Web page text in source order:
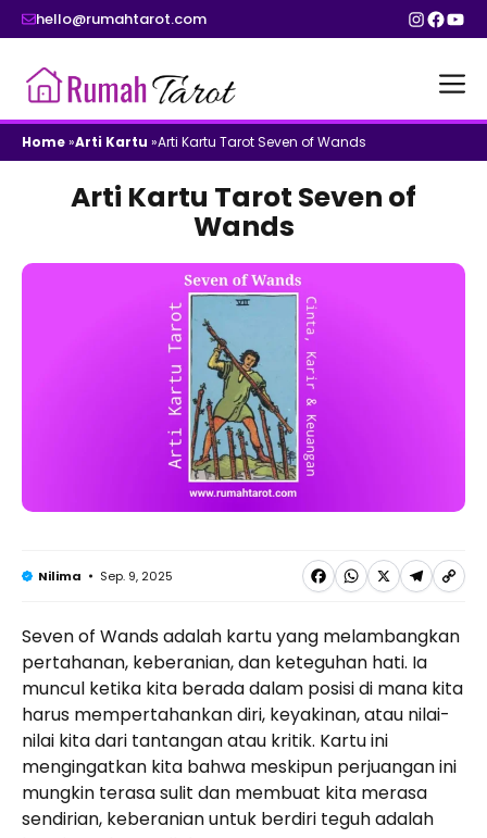
Skip
to
content
hello@rumahtarot.com
Home»Arti Kartu »Arti Kartu Tarot Seven of Wands
Arti Kartu Tarot Seven of
Wands
Nilima Sep. 9, 2025 F
c
e
b
o
o
k
W
h
a
t
s
A
p
p
X T
l
e
g
r
a
m
C
p
y
L
i
Seven of Wands adalah kartu yang melambangkan
pertahanan, keberanian, dan keteguhan hati. Ia
muncul ketika kita berada dalam posisi di mana kita
harus mempertahankan diri, keyakinan, atau nilai-
nilai kita dari tantangan atau kritik. Kartu ini
mengingatkan kita bahwa meskipun perjuangan ini
mungkin terasa sulit dan membuat kita merasa
sendirian, keberanian untuk berdiri teguh adalah